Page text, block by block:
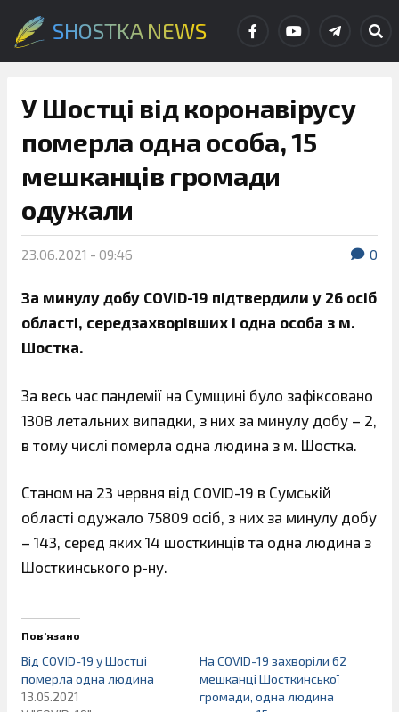
SHOSTKA NEWS
У Шостці від коронавірусу
померла одна особа, 15
мешканців громади
одужали
23.06.2021 - 09:46 0
За минулу добу COVID-19 підтвердили у 26 осіб
області, середзахворівших і одна особа з м.
Шостка.
За весь час пандемії на Сумщині було зафіксовано
1308 летальних випадки, з них за минулу добу – 2,
в тому числі померла одна людина з м. Шостка.
Станом на 23 червня від COVID-19 в Сумській
області одужало 75809 осіб, з них за минулу добу
– 143, серед яких 14 шосткинців та одна людина з
Шосткинського р-ну.
Пов’язано
Від COVID-19 у Шостці
померла одна людина
13.05.2021
На COVID-19 захворіли 62
мешканці Шосткинської
громади, одна людина